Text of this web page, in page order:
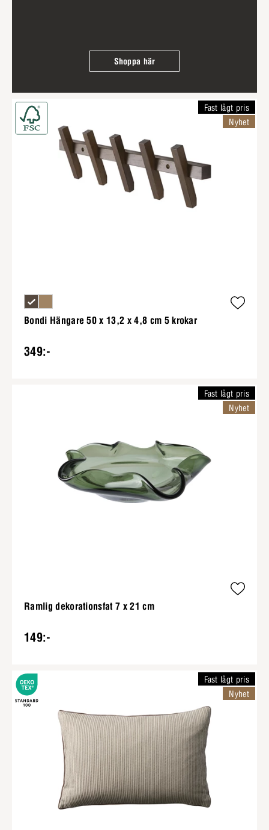
Shoppa här
Bondi Hängare 50 x 13,2 x 4,8 cm 5 krokar
349:-
Fast lågt pris
Nyhet
Ramlig dekorationsfat 7 x 21 cm
149:-
Fast lågt pris
Nyhet
Fast lågt pris
Nyhet